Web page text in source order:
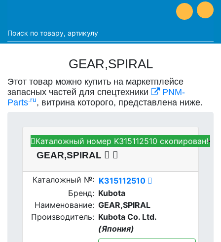
GEAR,SPIRAL
Этот товар можно купить на маркетплейсе
запасных частей для спецтехники
PNM-
Parts.ru, витрина которого, представлена ниже.
Kubota K315112510 -
GEAR,SPIRAL
Каталожный №: K315112510
Бренд: Kubota
Наименование: GEAR,SPIRAL
Производитель: Kubota Co. Ltd.
(Япония)
Каталожный номер K315112510 скопирован!